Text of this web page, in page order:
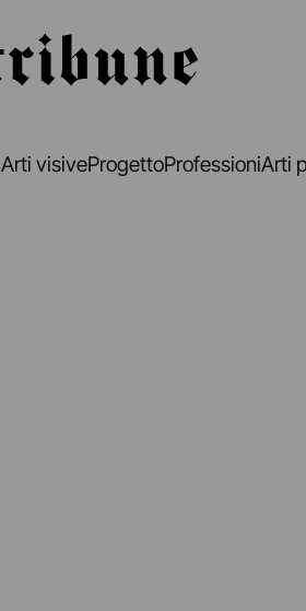
Arti visiveProgettoProfessioniArti